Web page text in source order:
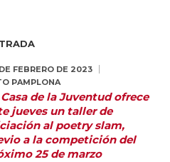
FEBRERO DE 2023
PAMPLONA
Casa de la Juventud ofrece
jueves un taller de
al poetry slam,
a la competición del
25 de marzo